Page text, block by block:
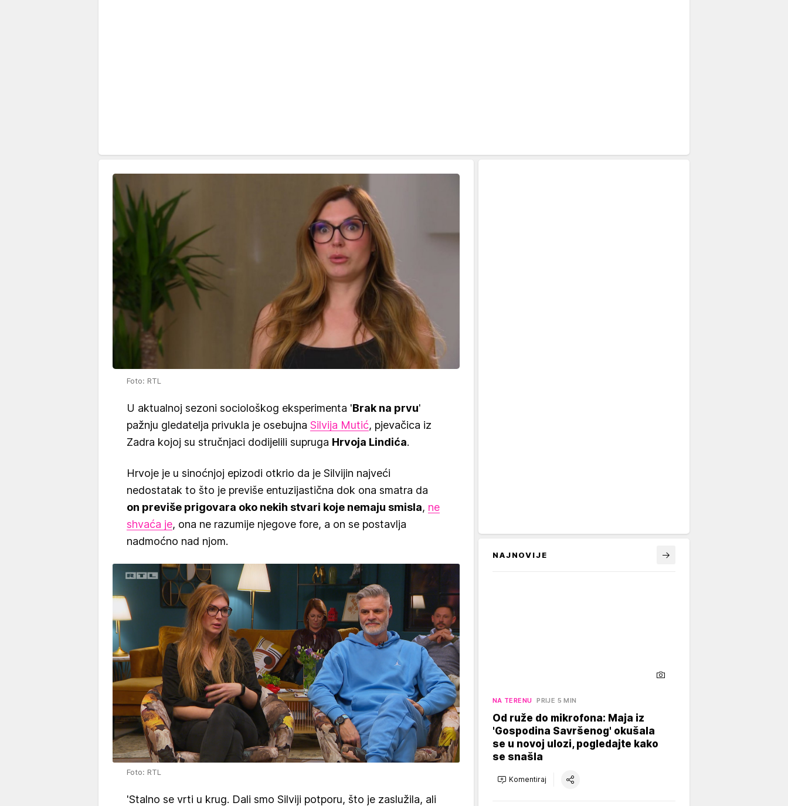
Foto: RTL
U aktualnoj sezoni sociološkog eksperimenta 'Brak na prvu'
pažnju gledatelja privukla je osebujna Silvija Mutić, pjevačica iz
Zadra kojoj su stručnjaci dodijelili supruga Hrvoja Lindića.
Hrvoje je u sinoćnjoj epizodi otkrio da je Silvijin najveći
nedostatak to što je previše entuzijastična dok ona smatra da
on previše prigovara oko nekih stvari koje nemaju smisla, ne
shvaća je, ona ne razumije njegove fore, a on se postavlja
nadmoćno nad njom.
Foto: RTL
'Stalno se vrti u krug. Dali smo Silviji potporu, što je zaslužila, ali
NAJNOVIJE
NA TERENU PRIJE 5 MIN
Od ruže do mikrofona: Maja iz
'Gospodina Savršenog' okušala
se u novoj ulozi, pogledajte kako
se snašla
Komentiraj